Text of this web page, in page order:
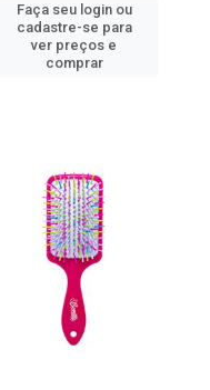
Faça seu login ou
cadastre-se para
ver preços e
comprar